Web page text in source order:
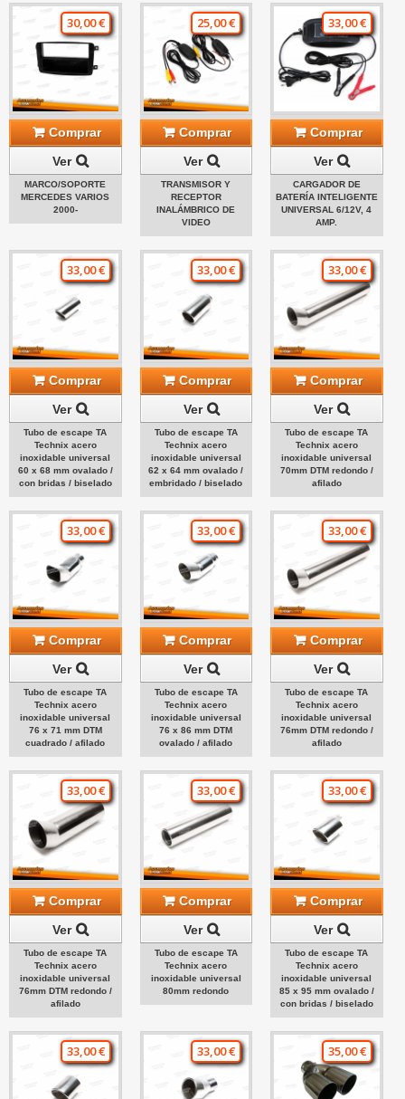
30,00 €
Comprar
Ver
MARCO/SOPORTE
MERCEDES VARIOS
2000-
25,00 €
Comprar
Ver
TRANSMISOR Y
RECEPTOR
INALÁMBRICO DE
VIDEO
33,00 €
Comprar
Ver
CARGADOR DE
BATERÍA INTELIGENTE
UNIVERSAL 6/12V, 4
AMP.
33,00 €
Comprar
Ver
Tubo de escape TA
Technix acero
inoxidable universal
60 x 68 mm ovalado /
con bridas / biselado
33,00 €
Comprar
Ver
Tubo de escape TA
Technix acero
inoxidable universal
62 x 64 mm ovalado /
embridado / biselado
33,00 €
Comprar
Ver
Tubo de escape TA
Technix acero
inoxidable universal
70mm DTM redondo /
afilado
33,00 €
Comprar
Ver
Tubo de escape TA
Technix acero
inoxidable universal
76 x 71 mm DTM
cuadrado / afilado
33,00 €
Comprar
Ver
Tubo de escape TA
Technix acero
inoxidable universal
76 x 86 mm DTM
ovalado / afilado
33,00 €
Comprar
Ver
Tubo de escape TA
Technix acero
inoxidable universal
76mm DTM redondo /
afilado
33,00 €
Comprar
Ver
Tubo de escape TA
Technix acero
inoxidable universal
76mm DTM redondo /
afilado
33,00 €
Comprar
Ver
Tubo de escape TA
Technix acero
inoxidable universal
80mm redondo
33,00 €
Comprar
Ver
Tubo de escape TA
Technix acero
inoxidable universal
85 x 95 mm ovalado /
con bridas / biselado
33,00 € 33,00 € 35,00 €